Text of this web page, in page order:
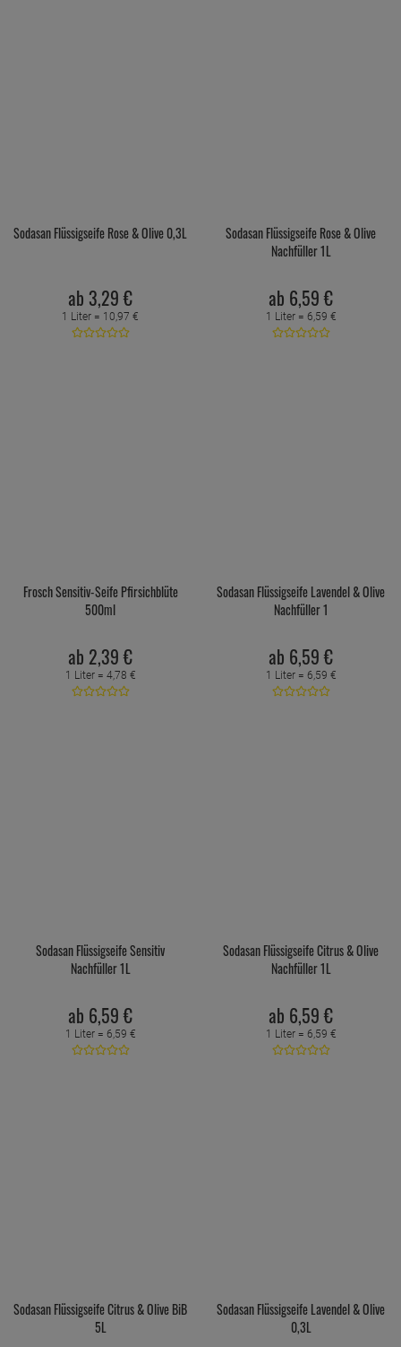
Sodasan Flüssigseife Rose & Olive 0,3L
ab 3,29 €
1 Liter = 10,97 €
Sodasan Flüssigseife Rose & Olive
Nachfüller 1L
ab 6,59 €
1 Liter = 6,59 €
Frosch Sensitiv-Seife Pfirsichblüte
500ml
ab 2,39 €
1 Liter = 4,78 €
Sodasan Flüssigseife Lavendel & Olive
Nachfüller 1
ab 6,59 €
1 Liter = 6,59 €
Sodasan Flüssigseife Sensitiv
Nachfüller 1L
ab 6,59 €
1 Liter = 6,59 €
Sodasan Flüssigseife Citrus & Olive
Nachfüller 1L
ab 6,59 €
1 Liter = 6,59 €
Sodasan Flüssigseife Citrus & Olive BiB
5L
Sodasan Flüssigseife Lavendel & Olive
0,3L